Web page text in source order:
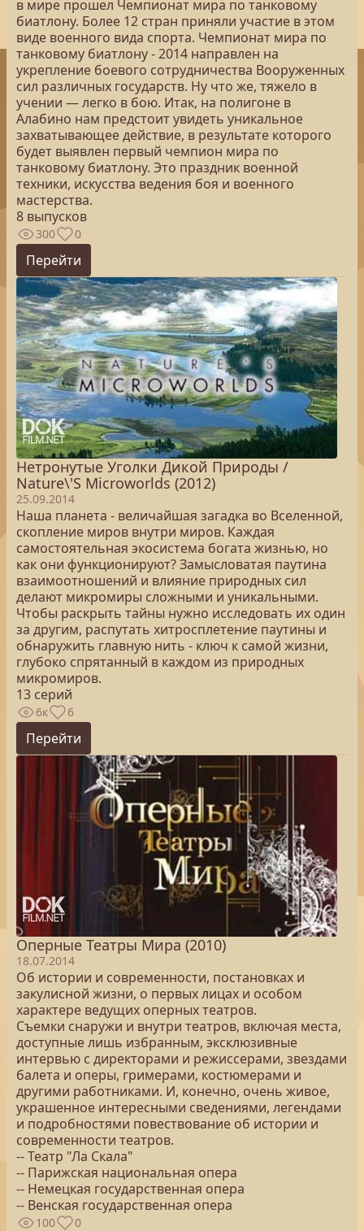
в мире прошел Чемпионат мира по танковому
биатлону. Более 12 стран приняли участие в этом
виде военного вида спорта. Чемпионат мира по
танковому биатлону - 2014 направлен на
укрепление боевого сотрудничества Вооруженных
сил различных государств. Ну что же, тяжело в
учении — легко в бою. Итак, на полигоне в
Алабино нам предстоит увидеть уникальное
захватывающее действие, в результате которого
будет выявлен первый чемпион мира по
танковому биатлону. Это праздник военной
техники, искусства ведения боя и военного
мастерства.
8 выпусков
300 0
Перейти
Нетронутые Уголки Дикой Природы /
Nature\'S Microworlds (2012)
25.09.2014
Наша планета - величайшая загадка во Вселенной,
скопление миров внутри миров. Каждая
самостоятельная экосистема богата жизнью, но
как они функционируют? Замысловатая паутина
взаимоотношений и влияние природных сил
делают микромиры сложными и уникальными.
Чтобы раскрыть тайны нужно исследовать их один
за другим, распутать хитросплетение паутины и
обнаружить главную нить - ключ к самой жизни,
глубоко спрятанный в каждом из природных
микромиров.
13 серий
6к 6
Перейти
Оперные Театры Мира (2010)
18.07.2014
Об истории и современности, постановках и
закулисной жизни, о первых лицах и особом
характере ведущих оперных театров.
Cъемки снаружи и внутри театров, включая места,
доступные лишь избранным, эксклюзивные
интервью с директорами и режиссерами, звездами
балета и оперы, гримерами, костюмерами и
другими работниками. И, конечно, очень живое,
украшенное интересными сведениями, легендами
и подробностями повествование об истории и
современности театров.
-- Театр "Ла Скала"
-- Парижcкая национальная опера
-- Немецкая государственная опера
-- Венская государственная опера
100 0